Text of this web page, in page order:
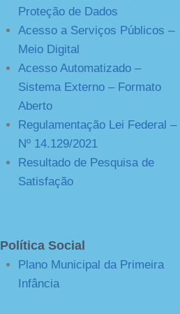
Proteção de Dados
Acesso a Serviços Públicos –
Meio Digital
Acesso Automatizado –
Sistema Externo – Formato
Aberto
Regulamentação Lei Federal –
Nº 14.129/2021
Resultado de Pesquisa de
Satisfação
Política Social
Plano Municipal da Primeira
Infância